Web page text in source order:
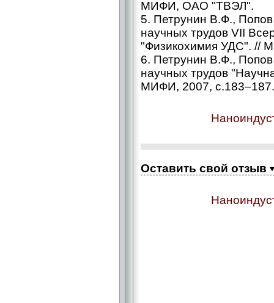
МИФИ, ОАО "ТВЭЛ".
5. Петрунин В.Ф.,
научных трудов VII
"Физикохимия УДС". //
6. Петрунин В.Ф.,
научных трудов
МИФИ, 2007, с.183–187.
Оставить свой отзыв